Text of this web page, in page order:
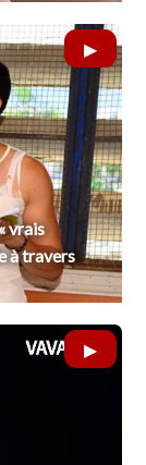
vrais
à travers